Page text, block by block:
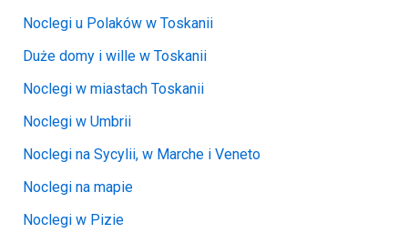
Noclegi u Polaków w Toskanii
Duże domy i wille w Toskanii
Noclegi w miastach Toskanii
Noclegi w Umbrii
Noclegi na Sycylii, w Marche i Veneto
Noclegi na mapie
Noclegi w Pizie